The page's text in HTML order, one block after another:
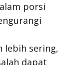
porsi
lebih sering,
dapat